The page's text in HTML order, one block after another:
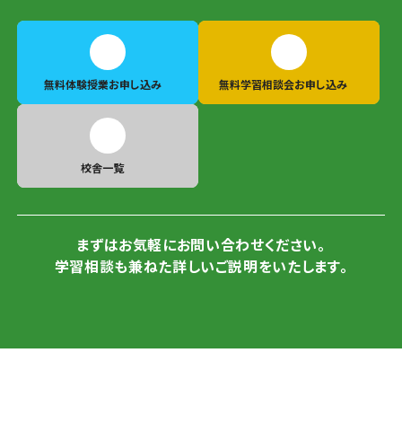
無料体験授業お申し込み 無料学習相談会お申し込み
校舎一覧
まずはお気軽にお問い合わせください。
学習相談も兼ねた詳しいご説明をいたします。